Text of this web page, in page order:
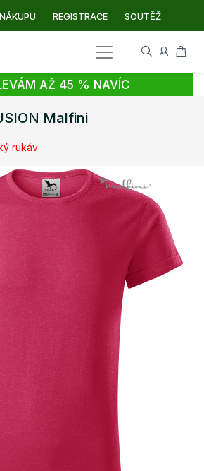
REGISTRACE SOUTĚŽ
AŽ 45 % NAVÍC
Malfini
rukáv